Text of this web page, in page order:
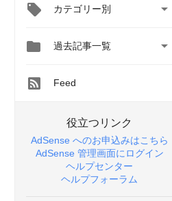
カテゴリー別 
 過去記事一覧 
Feed
役立つリンク
AdSense へのお申込みはこちら
AdSense 管理画面にログイン
ヘルプセンター
ヘルプフォーラム